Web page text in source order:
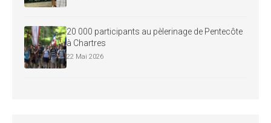
20 000 participants au pèlerinage de Pentecôte
à Chartres
22 Mai 2026